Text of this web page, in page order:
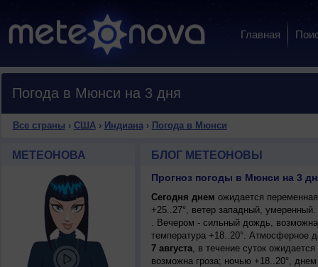
Главная
Погода в Мюнси на 3 дня
Все страны › США› Индиана› Погода в Мюнси
МЕТЕОНОВА БЛОГ МЕТЕОНОВЫ
Прогноз погоды в Мюнси на 3
Сегодня днем ожидается
+25..27°, ветер западный,
. Вечером - сильный дождь, возможна
температура +18..20°. Атмосферное
7 августа, в течение суток
возможна гроза; ночью +18..20°,